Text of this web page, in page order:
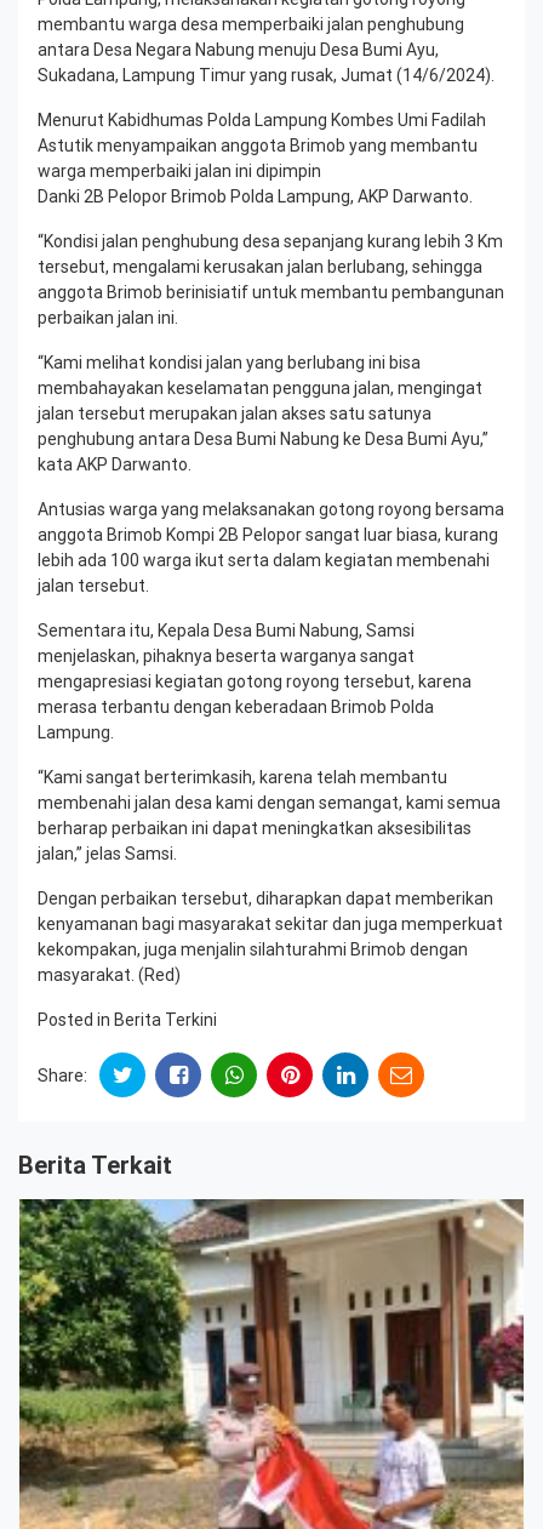
membantu warga desa memperbaiki jalan penghubung
antara Desa Negara Nabung menuju Desa Bumi Ayu,
Sukadana, Lampung Timur yang rusak, Jumat (14/6/2024).
Menurut Kabidhumas Polda Lampung Kombes Umi Fadilah
Astutik menyampaikan anggota Brimob yang membantu
warga memperbaiki jalan ini dipimpin
Danki 2B Pelopor Brimob Polda Lampung, AKP Darwanto.
“Kondisi jalan penghubung desa sepanjang kurang lebih 3 Km
tersebut, mengalami kerusakan jalan berlubang, sehingga
anggota Brimob berinisiatif untuk membantu pembangunan
perbaikan jalan ini.
“Kami melihat kondisi jalan yang berlubang ini bisa
membahayakan keselamatan pengguna jalan, mengingat
jalan tersebut merupakan jalan akses satu satunya
penghubung antara Desa Bumi Nabung ke Desa Bumi Ayu,”
kata AKP Darwanto.
Antusias warga yang melaksanakan gotong royong bersama
anggota Brimob Kompi 2B Pelopor sangat luar biasa, kurang
lebih ada 100 warga ikut serta dalam kegiatan membenahi
jalan tersebut.
Sementara itu, Kepala Desa Bumi Nabung, Samsi
menjelaskan, pihaknya beserta warganya sangat
mengapresiasi kegiatan gotong royong tersebut, karena
merasa terbantu dengan keberadaan Brimob Polda
Lampung.
“Kami sangat berterimkasih, karena telah membantu
membenahi jalan desa kami dengan semangat, kami semua
berharap perbaikan ini dapat meningkatkan aksesibilitas
jalan,” jelas Samsi.
Dengan perbaikan tersebut, diharapkan dapat memberikan
kenyamanan bagi masyarakat sekitar dan juga memperkuat
kekompakan, juga menjalin silahturahmi Brimob dengan
masyarakat. (Red)
Posted in Berita Terkini
Share:
Berita Terkait